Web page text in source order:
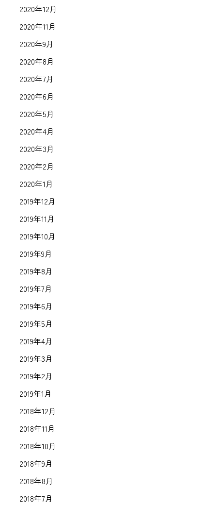
2020年12月
2020年11月
2020年9月
2020年8月
2020年7月
2020年6月
2020年5月
2020年4月
2020年3月
2020年2月
2020年1月
2019年12月
2019年11月
2019年10月
2019年9月
2019年8月
2019年7月
2019年6月
2019年5月
2019年4月
2019年3月
2019年2月
2019年1月
2018年12月
2018年11月
2018年10月
2018年9月
2018年8月
2018年7月